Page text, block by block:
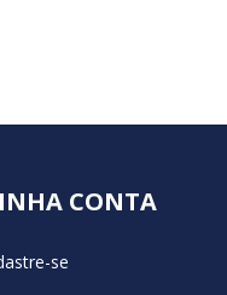
CONTA
se